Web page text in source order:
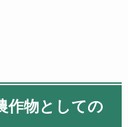
作物としての